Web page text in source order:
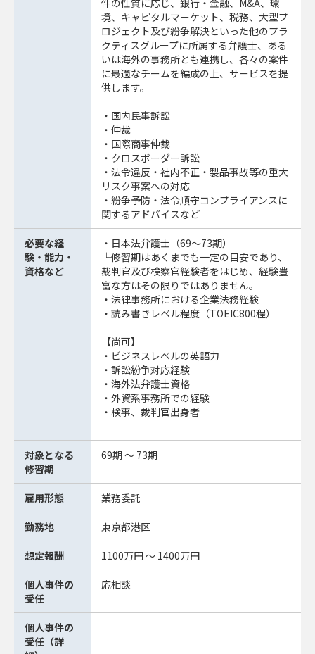
件の性質に応じ、銀行・金融、M&A、環
境、キャピタルマーケット、税務、大型プ
ロジェクト及び紛争解決といった他のプラ
クティスグループに所属する弁護士、ある
いは海外の事務所とも連携し、各々の案件
に最適なチームを編成の上、サービスを提
供します。
・国内民事訴訟
・仲裁
・国際商事仲裁
・クロスボーダー訴訟
・法令違反・社内不正・製品事故等の重大
リスク事案への対応
・紛争予防・法令順守コンプライアンスに
関するアドバイスなど
必要な経
験・能力・
資格など
・日本法弁護士（69～73期）
└修習期はあくまでも一定の目安であり、
裁判官及び検察官経験者をはじめ、経験豊
富な方はその限りではありません。
・法律事務所における企業法務経験
・読み書きレベル程度（TOEIC800程）
【尚可】
・ビジネスレベルの英語力
・訴訟紛争対応経験
・海外法弁護士資格
・外資系事務所での経験
・検事、裁判官出身者
対象となる
修習期
69期 ～ 73期
雇用形態 業務委託
勤務地 東京都港区
想定報酬 1100万円 ～ 1400万円
個人事件の
受任
応相談
個人事件の
受任（詳